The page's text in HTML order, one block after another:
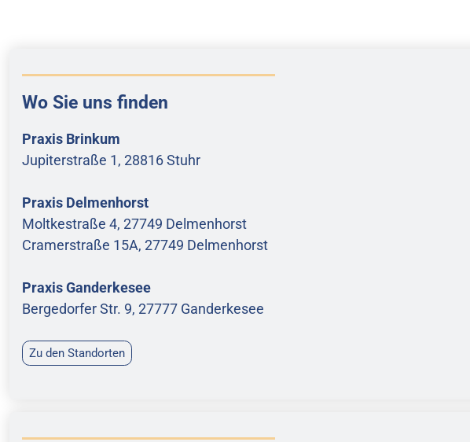
Wo Sie uns finden
Praxis Brinkum
Jupiterstraße 1, 28816 Stuhr
Praxis Delmenhorst
Moltkestraße 4, 27749 Delmenhorst
Cramerstraße 15A, 27749 Delmenhorst
Praxis Ganderkesee
Bergedorfer Str. 9, 27777 Ganderkesee
Zu den Standorten